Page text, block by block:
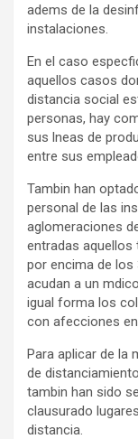
adems de la
instalaciones.
En el caso
aquellos casos
distancia social
personas, hay
sus lneas de
entre sus
Tambin han
personal de las
aglomeraciones
entradas aquellos
por encima de los
acudan a un
igual forma los
con afecciones
Para aplicar de la
de
tambin han sido
clausurado
distancia.